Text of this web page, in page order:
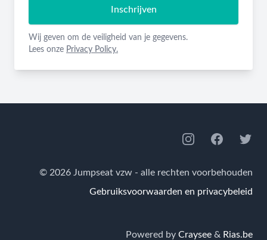
Inschrijven
Wij geven om de veiligheid van je gegevens.
Lees onze Privacy Policy.
InstagramFacebookTwitter
© 2026 Jumpseat vzw - alle rechten voorbehouden
Gebruiksvoorwaarden en privacybeleid
Powered by Craysee & Rias.be